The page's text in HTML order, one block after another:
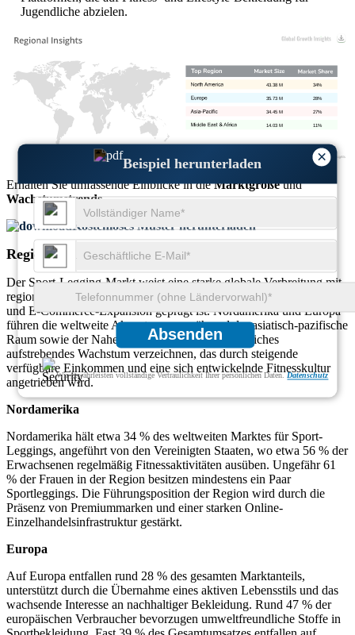
×
Beispiel herunterladen
Absenden
Wir gewährleisten vollständige Vertraulichkeit Ihrer persönlichen Daten.Datenschutz
Jugendliche abzielen.
11%
14.03 M
27%
34.45 M
28%
35.73 M
34%
43.38 M
Erhalten Sie umfassende Einblicke in dieMarktgrößeund
Wachstumstrends
Kostenloses Muster herunterladen
Regionaler Ausblick auf den Sport-Legging-Markt
Der Sport-Legging-Markt weist eine starke globale Verbreitung mit
regionaler Dominanz auf, die durch Modetrends, Fitnessbeteiligung
und E-Commerce-Expansion geprägt ist. Nordamerika und Europa
führen die weltweite Akzeptanz an, während der asiatisch-pazifische
Raum sowie der Nahe Osten und Afrika ein deutliches
aufstrebendes Wachstum verzeichnen, das durch steigende
verfügbare Einkommen und eine sich entwickelnde Fitnesskultur
angetrieben wird.
Nordamerika
Nordamerika hält etwa 34 % des weltweiten Marktes für Sport-
Leggings, angeführt von den Vereinigten Staaten, wo etwa 56 % der
Erwachsenen regelmäßig Fitnessaktivitäten ausüben. Ungefähr 61
% der Frauen in der Region besitzen mindestens ein Paar
Sportleggings. Die Führungsposition der Region wird durch die
Präsenz von Premiummarken und einer starken Online-
Einzelhandelsinfrastruktur gestärkt.
Europa
Auf Europa entfallen rund 28 % des gesamten Marktanteils,
unterstützt durch die Übernahme eines aktiven Lebensstils und das
wachsende Interesse an nachhaltiger Bekleidung. Rund 47 % der
europäischen Verbraucher bevorzugen umweltfreundliche Stoffe in